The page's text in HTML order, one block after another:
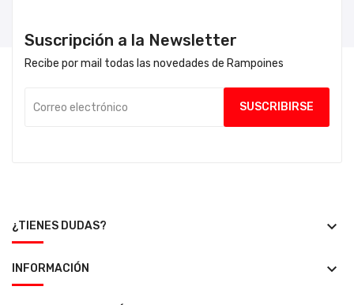
Suscripción a la Newsletter
Recibe por mail todas las novedades de Rampoines
¿TIENES DUDAS? keyboard_arrow_down
INFORMACIÓN keyboard_arrow_down